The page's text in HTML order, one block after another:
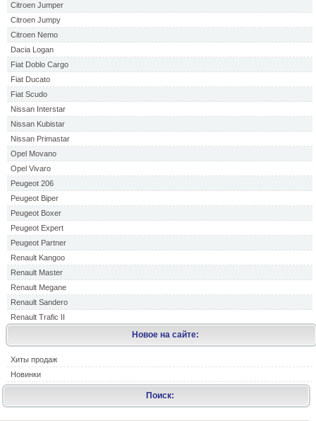
Citroen Jumper
Citroen Jumpy
Citroen Nemo
Dacia Logan
Fiat Doblo Cargo
Fiat Ducato
Fiat Scudo
Nissan Interstar
Nissan Kubistar
Nissan Primastar
Opel Movano
Opel Vivaro
Peugeot 206
Peugeot Biper
Peugeot Boxer
Peugeot Expert
Peugeot Partner
Renault Kangoo
Renault Master
Renault Megane
Renault Sandero
Renault Trafic II
Новое на сайте:
Хиты продаж
Новинки
Поиск: